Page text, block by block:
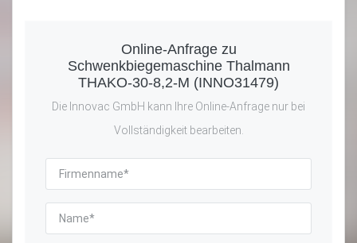
Online-Anfrage zu
Schwenkbiegemaschine Thalmann
THAKO-30-8,2-M (INNO31479)
Die Innovac GmbH kann Ihre Online-Anfrage nur bei
Vollständigkeit bearbeiten.